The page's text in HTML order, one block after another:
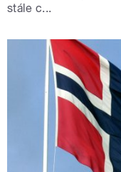
stále c...